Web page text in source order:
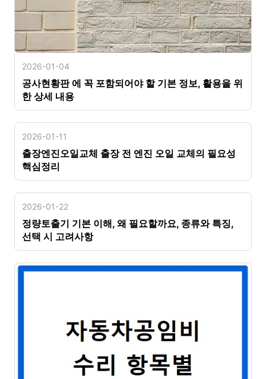
2026-01-04
공사현황판 에 꼭 포함되어야 할 기본 정보, 활용을 위
한 상세 내용
2026-01-11
출장엔진오일교체 출장 전 엔진 오일 교체의 필요성
핵심정리
2026-01-22
정량토출기 기본 이해, 왜 필요할까요, 종류와 특징,
선택 시 고려사항